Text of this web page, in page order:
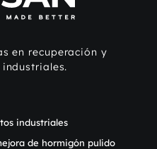
en recuperación y
industriales
de hormigón pulido